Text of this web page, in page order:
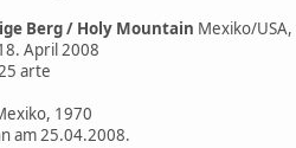
Berg / Holy Mountain Mexiko/
April 2008
arte
1970
am 25.04.2008.